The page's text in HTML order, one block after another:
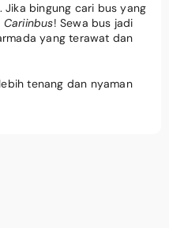
Jika bingung cari bus yang
Cariinbus! Sewa bus jadi
yang terawat dan
tenang dan nyaman